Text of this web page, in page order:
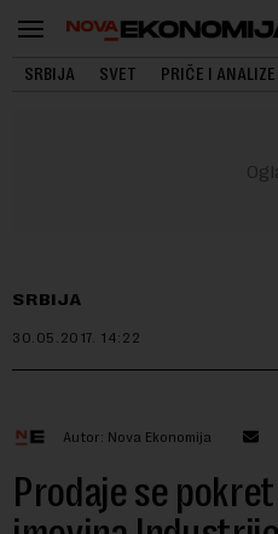
SRBIJA SVET PRIČE I ANALIZE
SRBIJA
30.05.2017. 14:22
Autor: Nova Ekonomija
Prodaje se